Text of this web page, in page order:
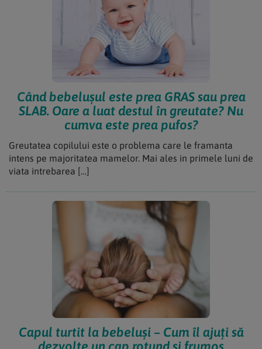
Când bebelușul este prea GRAS sau prea
SLAB. Oare a luat destul în greutate? Nu
cumva este prea pufos?
Greutatea copilului este o problema care le framanta
intens pe majoritatea mamelor. Mai ales in primele luni de
viata intrebarea […]
Capul turtit la bebeluși – Cum îl ajuți să
dezvolte un cap rotund și frumos